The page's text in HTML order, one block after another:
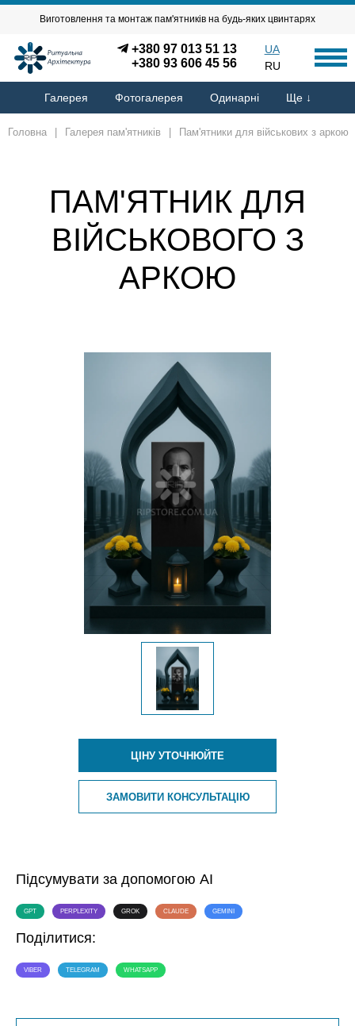
Виготовлення та монтаж пам'ятників на будь-яких цвинтарях
+380 97 013 51 13
+380 93 606 45 56
UA
RU
Галерея Фотогалерея Одинарні Ще ↓
Головна Галерея пам'ятників Пам'ятники для військових з аркою
ПАМ'ЯТНИК ДЛЯ
ВІЙСЬКОВОГО З
АРКОЮ
ЦІНУ УТОЧНЮЙТЕ
ЗАМОВИТИ КОНСУЛЬТАЦІЮ
Підсумувати за допомогою AI
GPT PERPLEXITY GROK CLAUDE GEMINI
Поділитися:
VIBER TELEGRAM WHATSAPP